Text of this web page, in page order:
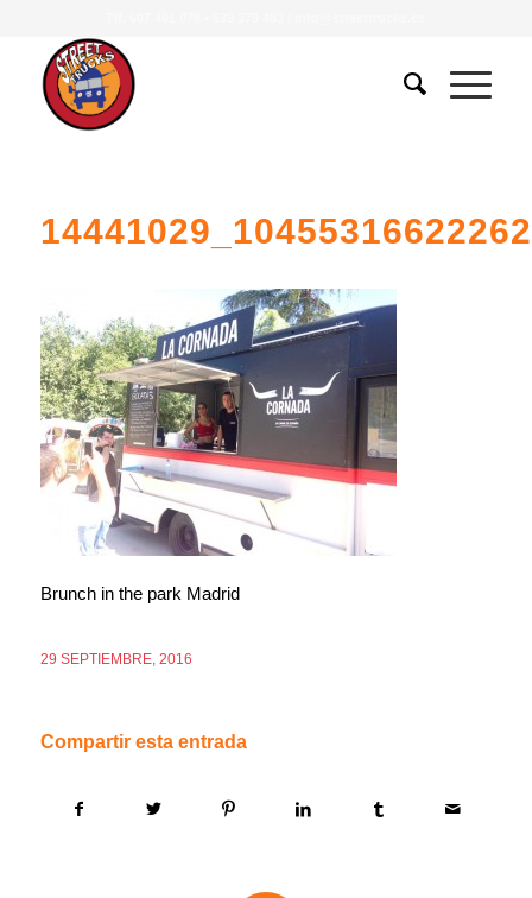
Brunch in the park Madrid
29 SEPTIEMBRE, 2016
Compartir esta entrada